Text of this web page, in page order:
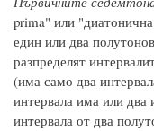
prima" или
един или два
разпределят
(има само два
интервала има или два
интервала от два